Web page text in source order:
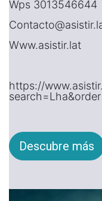
Wps 3013546644
Www.asistir.lat
https://
Descubre más